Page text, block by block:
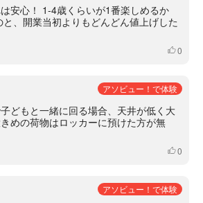
安心！ 1-4歳くらいが1番楽しめるか
、開業当初よりもどんどん値上げした
いいね
0
アソビュー！で体験
どもと一緒に回る場合、天井が低く大
めの荷物はロッカーに預けた方が無
いいね
0
アソビュー！で体験